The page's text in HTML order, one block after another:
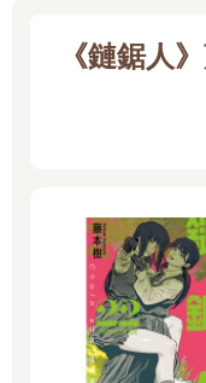
《鏈鋸人